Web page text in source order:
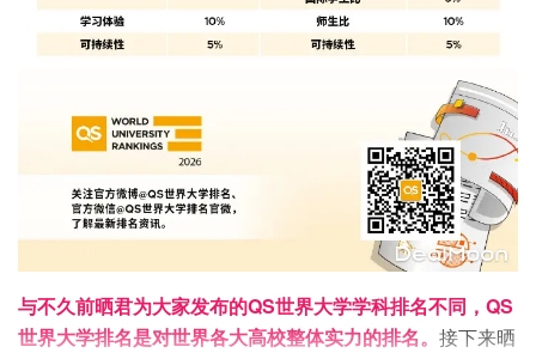
与不久前晒君为大家发布的QS世界大学学科排名不同，QS
世界大学排名是对世界各大高校整体实力的排名。 接下来晒